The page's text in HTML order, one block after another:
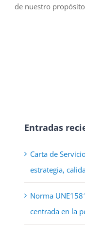
de nuestro
Entradas
Carta de
estrategia,
Norma
centrada en la